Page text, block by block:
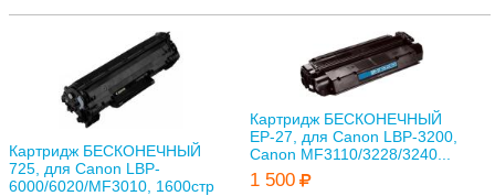
Картридж БЕСКОНЕЧНЫЙ
725, для Canon LBP-
6000/6020/MF3010, 1600стр
Картридж БЕСКОНЕЧНЫЙ
EP-27, для Canon LBP-3200,
Canon MF3110/3228/3240...
1 500